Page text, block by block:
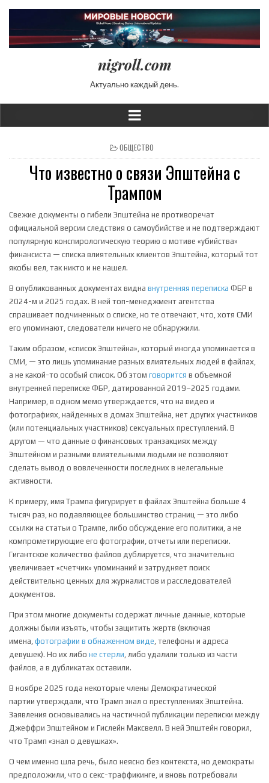
nigroll.com
Актуально каждый день.
POSTED IN
ОБЩЕСТВО
Что известно о связи Эпштейна с
Трампом
Свежие документы о гибели Эпштейна не противоречат
официальной версии следствия о самоубийстве и не подтверждают
популярную конспирологическую теорию о мотиве «убийства»
финансиста — списка влиятельных клиентов Эпштейна, который тот
якобы вел, так никто и не нашел.
В опубликованных документах видна внутренняя переписка ФБР в
2024-м и 2025 годах. В ней топ-менеджмент агентства
спрашивает подчиненных о списке, но те отвечают, что, хотя СМИ
его упоминают, следователи ничего не обнаружили.
Таким образом, «список Эпштейна», который иногда упоминается в
СМИ, — это лишь упоминание разных влиятельных людей в файлах,
а не какой-то особый список. Об этом говорится в объемной
внутренней переписке ФБР, датированной 2019–2025 годами.
Например, в одном мемо утверждается, что на видео и
фотографиях, найденных в домах Эпштейна, нет других участников
(или потенциальных участников) сексуальных преступлений. В
другом — что данные о финансовых транзакциях между
Эпштейном и разными влиятельными людьми не позволяют
сделать вывод о вовлеченности последних в нелегальные
активности.
К примеру, имя Трампа фигурирует в файлах Эпштейна больше 4
тысяч раз, но подавляющее большинство страниц — это либо
ссылки на статьи о Трампе, либо обсуждение его политики, а не
компрометирующие его фотографии, отчеты или переписки.
Гигантское количество файлов дублируется, что значительно
увеличивает «счетчик» упоминаний и затрудняет поиск
действительно ценных для журналистов и расследователей
документов.
При этом многие документы содержат личные данные, которые
должны были изъять, чтобы защитить жертв (включая
имена, фотографии в обнаженном виде, телефоны и адреса
девушек). Но их либо не стерли, либо удалили только из части
файлов, а в дубликатах оставили.
В ноябре 2025 года некоторые члены Демократической
партии утверждали, что Трамп знал о преступлениях Эпштейна.
Заявления основывались на частичной публикации переписки между
Джеффри Эпштейном и Гислейн Максвелл. В ней Эпштейн говорил,
что Трамп «знал о девушках».
О чем именно шла речь, было неясно без контекста, но демократы
предположили, что о секс-траффикинге, и вновь потребовали